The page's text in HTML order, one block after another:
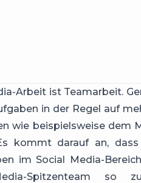
Arbeit ist Teamarbeit.
in der Regel auf
wie beispielsweise dem
kommt darauf an,
im Social Media-
Spitzenteam so